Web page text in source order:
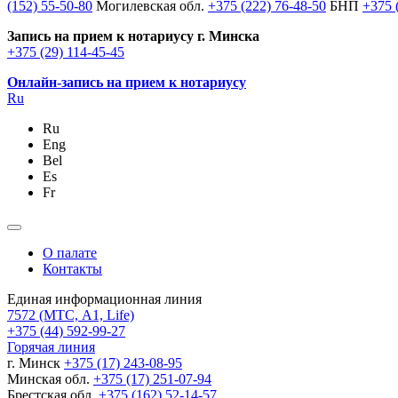
(152) 55-50-80 Могилевская обл. +375 (222) 76-48-50 БНП +375
Запись на прием к нотариусу г. Минска
+375 (29) 114-45-45
Онлайн-запись на прием к нотариусу
Ru
Ru
Eng
Bel
Es
Fr
О палате
Контакты
Единая информационная линия
7572 (МТС, A1, Life)
+375 (44) 592-99-27
Горячая линия
г. Минск +375 (17) 243-08-95
Минская обл. +375 (17) 251-07-94
Брестская обл. +375 (162) 52-14-57